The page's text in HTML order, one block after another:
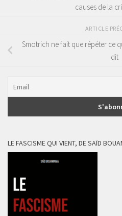
causes de la
ARTICLE
Smotrich ne fait que répéter ce
dit
LE FASCISME QUI VIENT, DE SAÏD